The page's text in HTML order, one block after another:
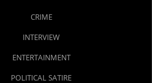
CRIME
INTERVIEW
ENTERTAINMENT
POLITICAL SATIRE